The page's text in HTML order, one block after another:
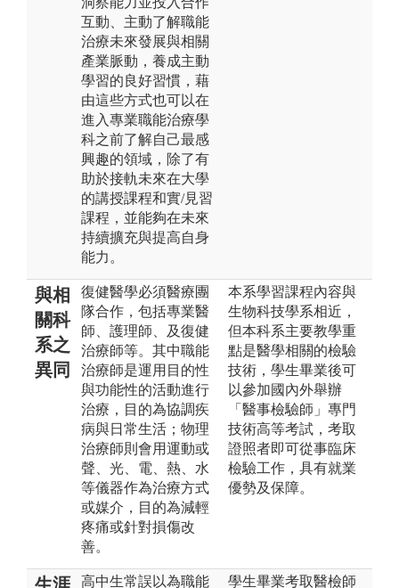
互動、主動了解職能
治療未來發展與相關
產業脈動，養成主動
學習的良好習慣，藉
由這些方式也可以在
進入專業職能治療學
科之前了解自己最感
興趣的領域，除了有
助於接軌未來在大學
的講授課程和實/見習
課程，並能夠在未來
持續擴充與提高自身
能力。
與相
關科
系之
異同
復健醫學必須醫療團
隊合作，包括專業醫
師、護理師、及復健
治療師等。其中職能
治療師是運用目的性
與功能性的活動進行
治療，目的為協調疾
病與日常生活；物理
治療師則會用運動或
聲、光、電、熱、水
等儀器作為治療方式
或媒介，目的為減輕
疼痛或針對損傷改
善。
本系學習課程內容與
生物科技學系相近，
但本科系主要教學重
點是醫學相關的檢驗
技術，學生畢業後可
以參加國內外舉辦
「醫事檢驗師」專門
技術高等考試，考取
證照者即可從事臨床
檢驗工作，具有就業
優勢及保障。
高中生常誤以為職能
學生畢業考取醫檢師